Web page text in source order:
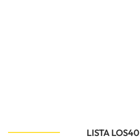
LISTA LOS40